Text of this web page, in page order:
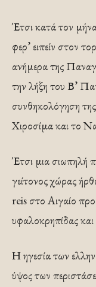
Έτσι κατά τον
φερ’ ειπείν στον
ανήμερα της
την λήξη του Β’
συνθηκολόγηση
Χιροσίμα και το
Έτσι μια σιωπηλή
γείτονος χώρας
reis στο Αιγαίο
υφαλοκρηπίδας
Η ηγεσία των
ύψος των